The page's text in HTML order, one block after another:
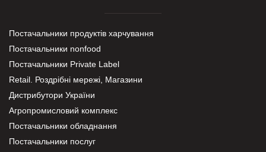
Постачальники продуктів харчування
Постачальники nonfood
Постачальники Private Label
Retail. Роздрібні мережі, Магазини
Дистрибутори України
Агропромисловий комплекс
Постачальники обладнання
Постачальники послуг